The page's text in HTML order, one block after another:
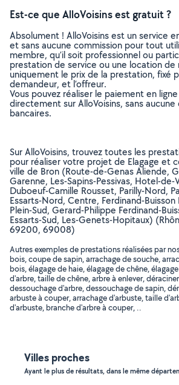
Est-ce que AlloVoisins est gratuit ?
Absolument ! AlloVoisins est un service
et sans aucune commission pour tout
membre, qu’il soit professionnel ou
prestation de service ou une location de
uniquement le prix de la prestation, fixé
demandeur, et l’offreur.
Vous pouvez réaliser le paiement en
directement sur AlloVoisins, sans
bancaires.
Sur AlloVoisins, trouvez toutes les
pour réaliser votre projet de Elagage et
ville de Bron (Route-de-Genas Aliende,
Garenne, Les-Sapins-Pessivas, Hotel-de-
Duboeuf-Camille Rousset, Parilly-Nord,
Essarts-Nord, Centre, Ferdinand-Buisson
Plein-Sud, Gerard-Philippe Ferdinand-
Essarts-Sud, Les-Genets-Hopitaux)
69200, 69008)
Autres exemples de prestations réalisées par
bois, coupe de sapin, arrachage de souche,
bois, élagage de haie, élagage de chêne,
d'arbre, taille de chêne, arbre à enlever,
dessouchage d'arbre, dessouchage de sapin,
arbuste à couper, arrachage d'arbuste, taille
d'arbuste, branche d'arbre à couper, ..
Villes proches
Ayant le plus de résultats, dans le même